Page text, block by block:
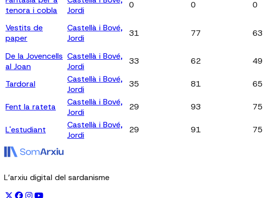
tenora i cobla
Jordi
0 0 0
Vestits de
paper
Castellà i Bové,
Jordi
31 77 63
De la Jovencells
al Joan
Castellà i Bové,
Jordi
33 62 49
Tardoral
Castellà i Bové,
Jordi
35 81 65
Fent la rateta
Castellà i Bové,
Jordi
29 93 75
L'estudiant
Castellà i Bové,
Jordi
29 91 75
L’arxiu digital del sardanisme